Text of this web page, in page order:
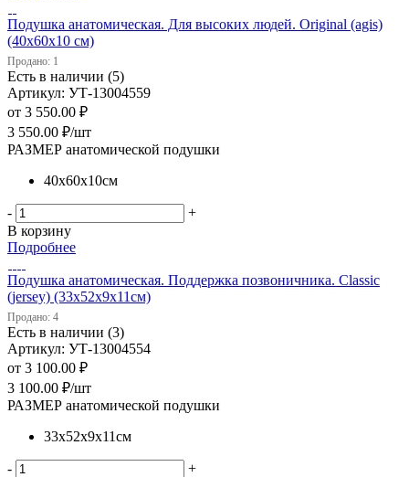
Подушка анатомическая. Для высоких людей. Original (agis)
(40х60х10 см)
Продано: 1
Есть в наличии (5)
Артикул: УТ-13004559
от 3 550.00 ₽
3 550.00 ₽/шт
РАЗМЕР анатомической подушки
40х60х10см
-
+
В корзину
Подробнее
Подушка анатомическая. Поддержка позвоничника. Classic
(jersey) (33х52х9х11см)
Продано: 4
Есть в наличии (3)
Артикул: УТ-13004554
от 3 100.00 ₽
3 100.00 ₽/шт
РАЗМЕР анатомической подушки
33х52х9х11см
-
+